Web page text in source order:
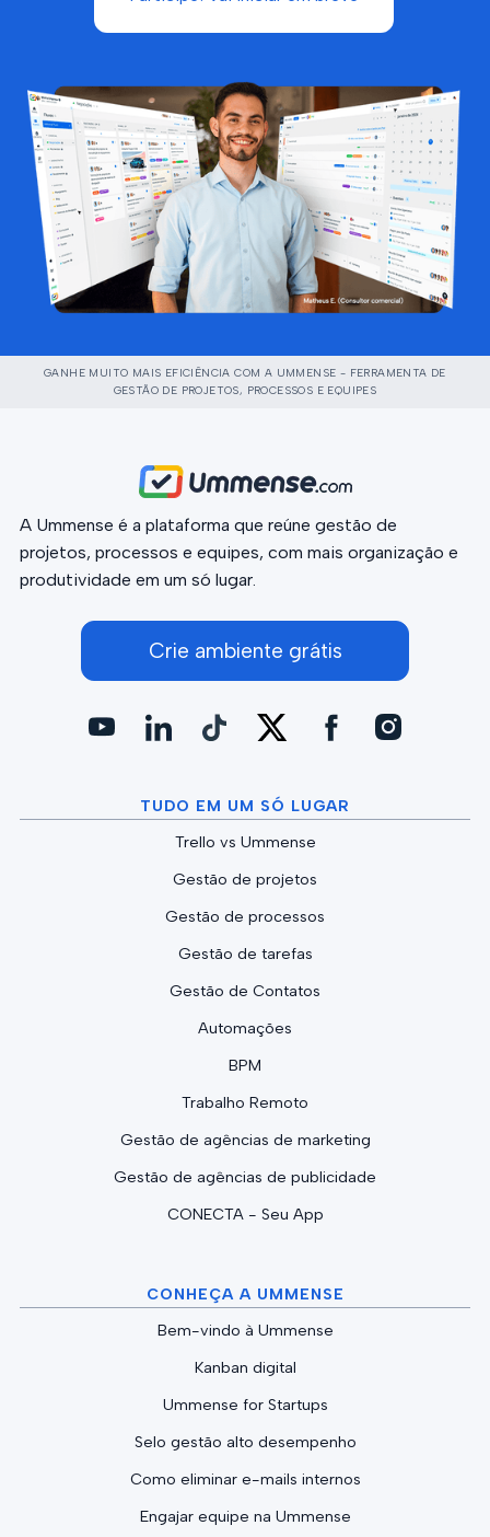
GANHE MUITO MAIS EFICIÊNCIA COM A UMMENSE - FERRAMENTA DE
GESTÃO DE PROJETOS, PROCESSOS E EQUIPES
A Ummense é a plataforma que reúne gestão de
projetos, processos e equipes, com mais organização e
produtividade em um só lugar.
Crie ambiente grátis
TUDO EM UM SÓ LUGAR
Trello vs Ummense
Gestão de projetos
Gestão de processos
Gestão de tarefas
Gestão de Contatos
Automações
BPM
Trabalho Remoto
Gestão de agências de marketing
Gestão de agências de publicidade
CONECTA - Seu App
CONHEÇA A UMMENSE
Bem-vindo à Ummense
Kanban digital
Ummense for Startups
Selo gestão alto desempenho
Como eliminar e-mails internos
Engajar equipe na Ummense